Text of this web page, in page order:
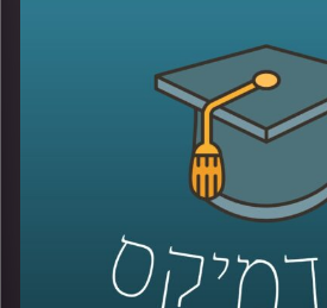
הסוכרים, שרשראות זעירות
כמו סוג של “תעודת זהות”
משתנה, זה יכול להופיע בסרטן, אבל
אחרות, למשל אנדומטריוזיס, מחלה
לוקח שנים עד שמקבלים עליה
היא האם אפשר לקחת את השינויים
אותם לשפה חדשה של רפואה, גם
מדויק יותר.
לעולם הזה, עולם הגליקוביולוגיה
שינוי קטן על פני תא לכלי